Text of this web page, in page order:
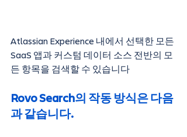
Atlassian Experience 내에서 선택한 모든
SaaS 앱과 커스텀 데이터 소스 전반의 모
든 항목을 검색할 수 있습니다
Rovo Search의 작동 방식은 다음
과 같습니다.